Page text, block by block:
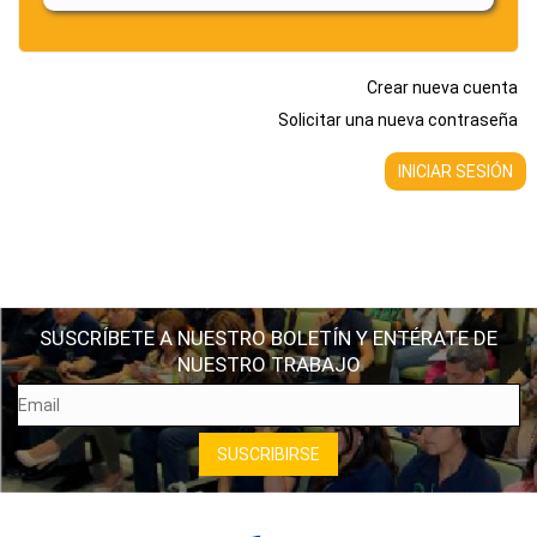
Crear nueva cuenta
Solicitar una nueva contraseña
SUSCRÍBETE A NUESTRO BOLETÍN Y ENTÉRATE DE
NUESTRO TRABAJO